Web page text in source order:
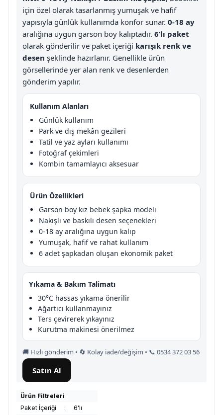
için özel olarak tasarlanmış yumuşak ve hafif
yapısıyla günlük kullanımda konfor sunar. 0-18 ay
aralığına uygun garson boy kalıptadır. 6’lı paket
olarak gönderilir ve paket içeriği karışık renk ve
desen şeklinde hazırlanır. Genellikle ürün
görsellerinde yer alan renk ve desenlerden
gönderim yapılır.
Kullanım Alanları
Günlük kullanım
Park ve dış mekân gezileri
Tatil ve yaz ayları kullanımı
Fotoğraf çekimleri
Kombin tamamlayıcı aksesuar
Ürün Özellikleri
Garson boy kız bebek şapka modeli
Nakışlı ve baskılı desen seçenekleri
0-18 ay aralığına uygun kalıp
Yumuşak, hafif ve rahat kullanım
6 adet şapkadan oluşan ekonomik paket
Yıkama & Bakım Talimatı
30°C hassas yıkama önerilir
Ağartıcı kullanmayınız
Ters çevirerek yıkayınız
Kurutma makinesi önerilmez
🚚 Hızlı gönderim • 🔄 Kolay iade/değişim • 📞 0534 372 03 56
Satın Al
Ürün Filtreleri
Paket İçeriği
:
6'lı